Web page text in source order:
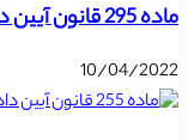
ماده 295 قانون آیین دادرسی کیفری
10/04/2022